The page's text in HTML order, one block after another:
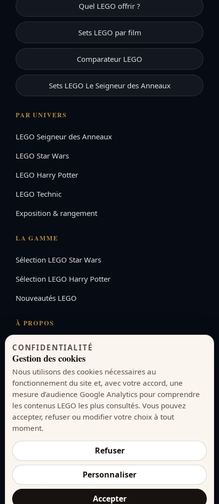
Quel LEGO offrir ?
Sets LEGO par film
Comparateur LEGO
Sets LEGO Le Seigneur des Anneaux
PAR UNIVERS
LEGO Seigneur des Anneaux
LEGO Star Wars
LEGO Harry Potter
LEGO Technic
Exposition & rangement
LA GAMME
Sélection LEGO Star Wars
Sélection LEGO Harry Potter
Nouveautés LEGO
À PROPOS
À propos
Contactez-nous
Mentions légales
Politique de confidentialité
Conditions de retour
© 2026 collector-briques.com. Tous droits réservés.
Collector Briques est un média indépendant. LEGO® est
une marque du groupe LEGO. Ce site n’est ni sponsorisé,
CONFIDENTIALITÉ
Gestion des cookies
Nous utilisons des cookies nécessaires au
fonctionnement du site et, avec votre accord, une
mesure d’audience Google Analytics pour comprendre
les contenus LEGO les plus consultés. Vous pouvez
accepter, refuser ou modifier votre choix à tout
moment.
Refuser
Personnaliser
Accepter